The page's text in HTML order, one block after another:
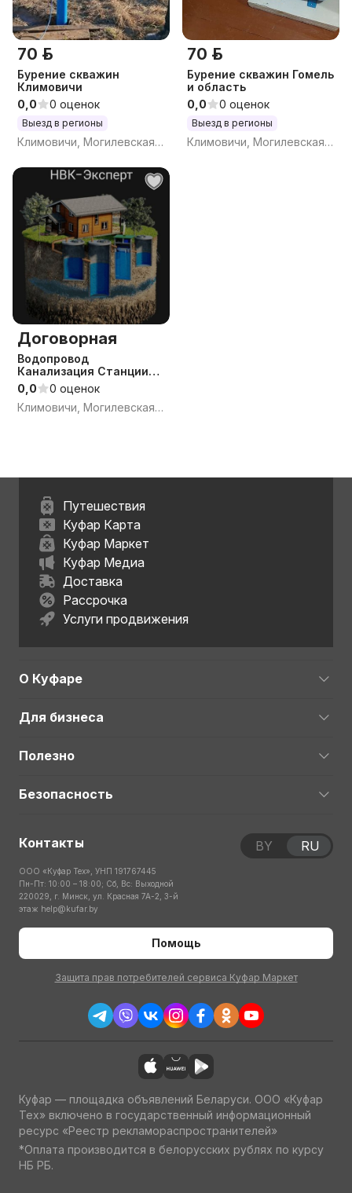
70 р.
Бурение скважин
Климовичи
0,0
0 оценок
Выезд в регионы
Климовичи, Могилевская обл.
70 р.
Бурение скважин Гомель
и область
0,0
0 оценок
Выезд в регионы
Климовичи, Могилевская обл.
Договорная
Водопровод
Канализация Станции
биологической очистки
септик проект
0,0
0 оценок
Климовичи, Могилевская обл.
Путешествия
Куфар Карта
Куфар Маркет
Куфар Медиа
Доставка
Рассрочка
Услуги продвижения
О Куфаре
Для бизнеса
Полезно
Безопасность
Контакты
ООО «Куфар Тех», УНП 191767445
Пн-Пт: 10:00 – 18:00; Сб, Вс: Выходной
220029, г. Минск, ул. Красная 7А-2, 3-й
этаж help@kufar.by
Помощь
Защита прав потребителей сервиса Куфар Маркет
BY RU
Куфар — площадка объявлений Беларуси. ООО «Куфар
Тех» включено в государственный информационный
ресурс «Реестр рекламораспространителей»
*Оплата производится в белорусских рублях по курсу
НБ РБ.